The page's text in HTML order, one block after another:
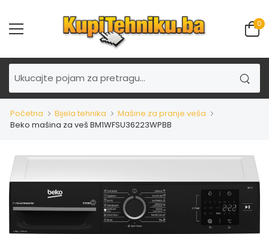
0
Početna Bijela tehnika
Mašine za pranje veša
Beko mašina za veš BM1WFSU36223WPBB